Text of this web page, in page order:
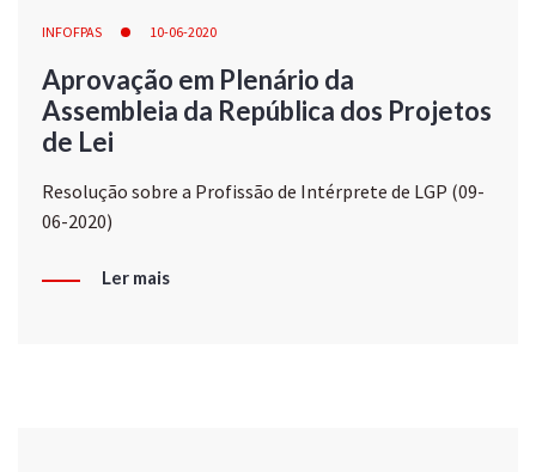
INFOFPAS 10-06-2020
Aprovação em Plenário da
Assembleia da República dos Projetos
de Lei
Resolução sobre a Profissão de Intérprete de LGP (09-
06-2020)
Ler mais